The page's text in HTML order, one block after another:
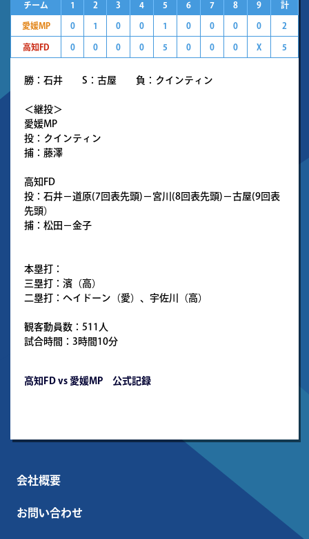
チーム 1 2 3 4 5 6 7 8 9 計
愛媛MP 0 1 0 0 1 0 0 0 0 2
高知FD 0 0 0 0 5 0 0 0 X 5
勝：石井 S：古屋 負：クインティン
＜継投＞
愛媛MP
投：クインティン
捕：藤澤
高知FD
投：石井－道原(7回表先頭)－宮川(8回表先頭)－古屋(9回表
先頭）
捕：松田－金子
本塁打：
三塁打：濱（高）
二塁打：ヘイドーン（愛）、宇佐川（高）
観客動員数：511人
試合時間：3時間10分
高知FD vs 愛媛MP 公式記録
会社概要
お問い合わせ